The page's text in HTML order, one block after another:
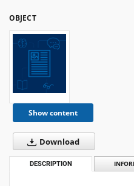
OBJECT
Show content
Download
DESCRIPTION